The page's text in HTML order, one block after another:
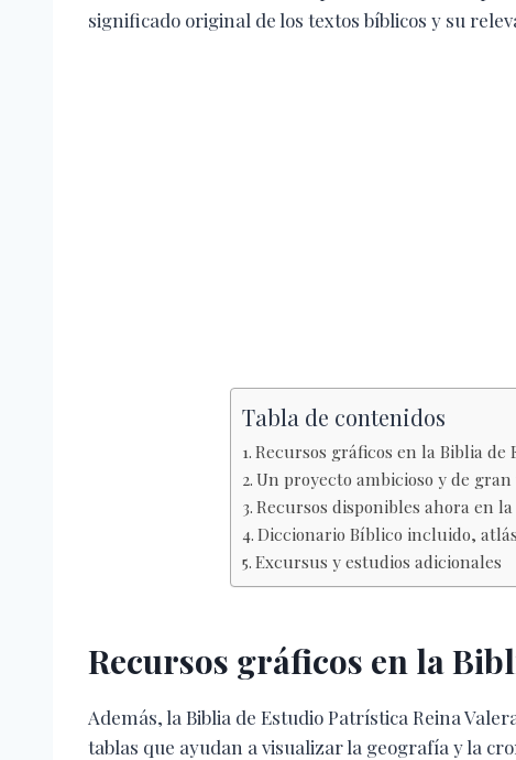
significado original de los textos bíblicos y su
Tabla de contenidos
Recursos gráficos en la Biblia de
Un proyecto ambicioso y de
Recursos disponibles ahora en
Diccionario Bíblico incluido,
Excursus y estudios adicionales
Recursos gráficos en la
Además, la Biblia de Estudio Patrística Reina
tablas que ayudan a visualizar la geografía y la